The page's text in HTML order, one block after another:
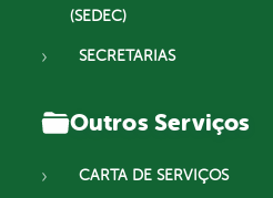
(SEDEC)
SECRETARIAS
Outros Serviços
CARTA DE SERVIÇOS